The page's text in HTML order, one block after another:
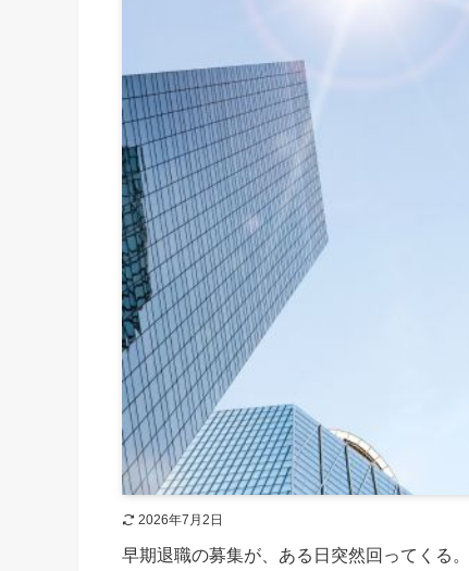
2026年7月2日
早期退職の募集が、ある日突然回ってくる